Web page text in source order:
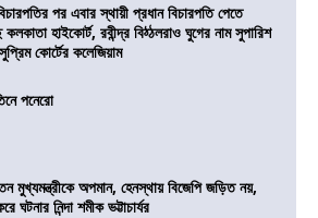
পর এবার স্থায়ী প্রধান বিচারপতি পেতে
কলকাতা হাইকোর্ট, রবীন্দ্র বিঠ্ঠলরাও ঘুগের নাম সুপারিশ
কোর্টের কলেজিয়াম
পনেরো
মুখ্যমন্ত্রীকে অপমান, হেনস্থায় বিজেপি জড়িত নয়,
ঘটনার নিন্দা শমীক ভট্টাচার্যর